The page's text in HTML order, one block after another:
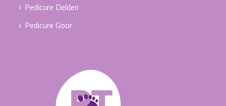
Pedicure Delden
Pedicure Goor